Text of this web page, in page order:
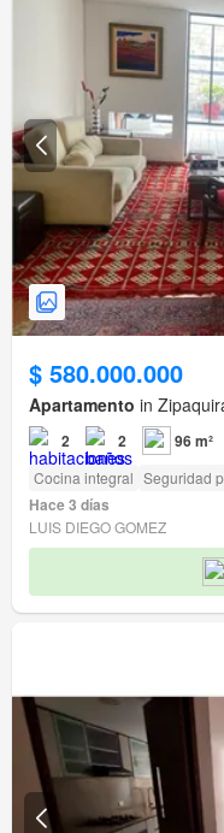
$ 580.000.000
Apartamento in
2 2 96 m²
Cocina integral Seguridad
Hace 3 días
LUIS DIEGO GOMEZ